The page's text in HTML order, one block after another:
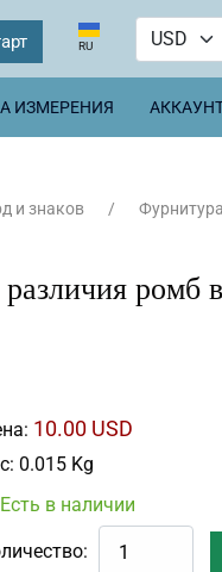
Выберите язык
RU
ИЗМЕРЕНИЯ
и знаков Фурнитура
10.00 USD
0.015 Kg
Есть в наличии